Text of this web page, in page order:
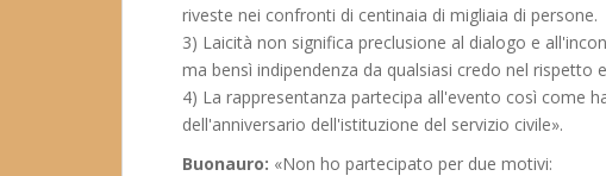
riveste nei confronti di centinaia di migliaia di persone.
3) Laicità non significa preclusione al dialogo e
ma bensì indipendenza da qualsiasi credo nel
4) La rappresentanza partecipa all'evento così come
dell'anniversario dell'istituzione del servizio civile».
Buonauro: «Non ho partecipato per due motivi: